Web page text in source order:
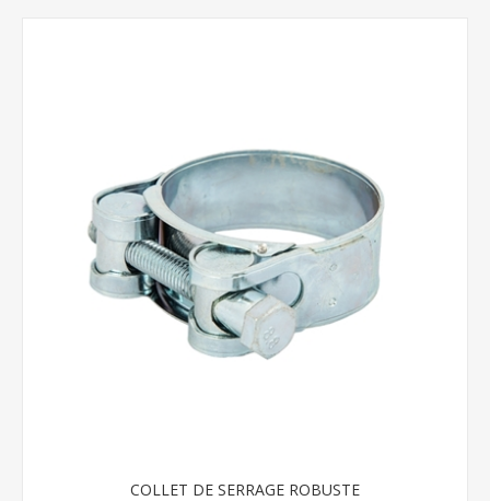
COLLET DE SERRAGE ROBUSTE